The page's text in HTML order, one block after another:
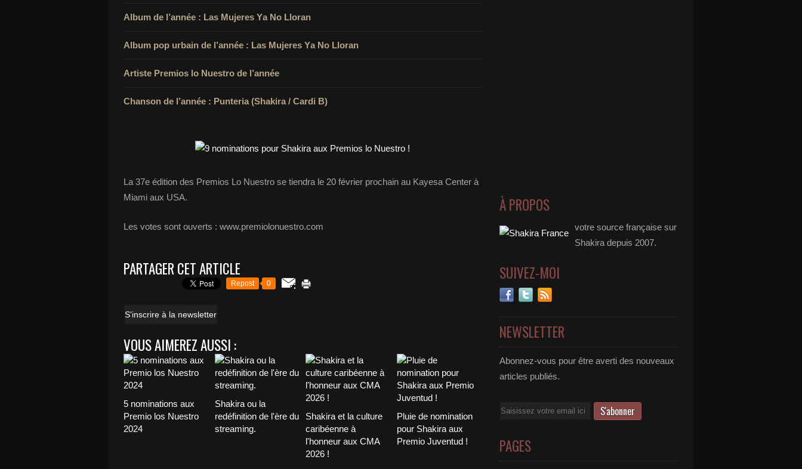
Album de l’année : Las Mujeres Ya No Lloran
Album pop urbain de l’année : Las Mujeres Ya No Lloran
Artiste Premios lo Nuestro de l’année
Chanson de l’année : Punteria (Shakira / Cardi B)
La 37e édition des Premios Lo Nuestro se tiendra le 20 février prochain au Kayesa Center à
Miami aux USA.
Les votes sont ouverts : www.premiolonuestro.com
PARTAGER CET ARTICLE
Repost 0
S'inscrire à la newsletter
VOUS AIMEREZ AUSSI :
5 nominations aux
Premio los Nuestro
2024
Shakira ou la
redéfinition de l'ère du
streaming.
Shakira et la culture
caribéenne à
l'honneur aux CMA
2026 !
Pluie de nomination
pour Shakira aux
Premio Juventud !
À PROPOS
votre source française sur
Shakira depuis 2007.
SUIVEZ-MOI
NEWSLETTER
Abonnez-vous pour être averti des nouveaux
articles publiés.
Email
PAGES